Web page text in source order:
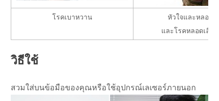
โรคเบาหวาน
หัวใจและหลอดเ
และโรคหลอดเลือ
วิธีใช้
สวมใส่บนข้อมือของคุณหรือใช้อุปกรณ์เลเซอร์ภายนอก